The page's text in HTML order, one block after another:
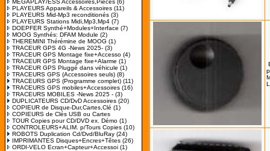
MEGAPLAY/ESS Accessoires,Pièces (6)
PLAYEURS Appareils & Accessoires (11)
PLAYEURS Mid-Mp3 reconditionés (3)
PLAYEURS Stations Midi,Mp3,Mp4 (7)
DOEPFER Synthé+Modules+Interface (7)
MOOG Synthés: DFAM Module (2)
THEREMINI Thérémine de MOOG (1)
TRACEUR GPS 4G -News 2025- (3)
TRACEUR GPS Montage fixe+Accesso (4)
TRACEUR GPS Montage fixe+Alarme (1)
TRACEUR GPS Pluggé dans véhicule (1)
TRACEURS GPS (Accessoires seuls) (8)
TRACEURS GPS (Programme complet) (11)
TRACEURS GPS mobiles+Accessoires (16)
TRACEURS MOBILES -News 2025 - (3)
DUPLICATEURS CD/DvD Accessoires (20)
COPIEUR de Disque-Dur,Cartes,Clé (1)
COPIEURS de Clés USB ou Cartes
TOUR Copies pour CD/DVD ex. Démo (1)
CONTROLEURS+ALIM. p/Tours Copies (10)
ROBOTS Duplication Cd/Dvd/BluRay (24)
IMPRIMANTES Disques+Encres+Têtes (26)
ORDI-VELO Ecran+Capteur+Accessoi (1)